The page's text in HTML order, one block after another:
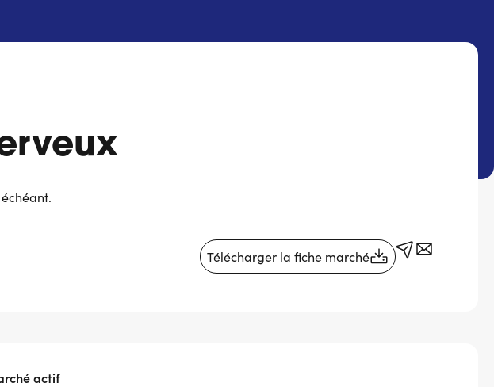
Télécharger la fiche marché
actif